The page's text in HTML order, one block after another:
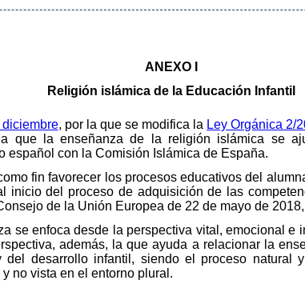
ANEXO I
Religión islámica de la Educación Infantil
diciembre, por la que se modifica la Ley Orgánica 2/
que la enseñanza de la religión islámica se
español con la Comisión Islámica de España.
fin favorecer los procesos educativos del
inicio del proceso de adquisición de las
de la Unión Europea de 22 de mayo de
se enfoca desde la perspectiva vital, emocional e
además, la que ayuda a relacionar la
desarrollo infantil, siendo el proceso natural
no vista en el entorno plural.